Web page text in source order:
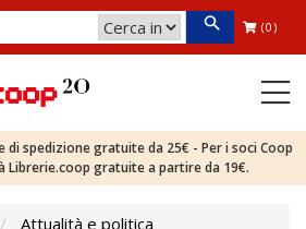
(0)
di spedizione gratuite da 25€ - Per i soci Coop
Librerie.coop gratuite a partire da 19€.
Attualità e politica